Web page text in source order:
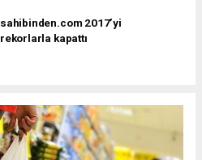
sahibinden.com 2017’yi
rekorlarla kapattı